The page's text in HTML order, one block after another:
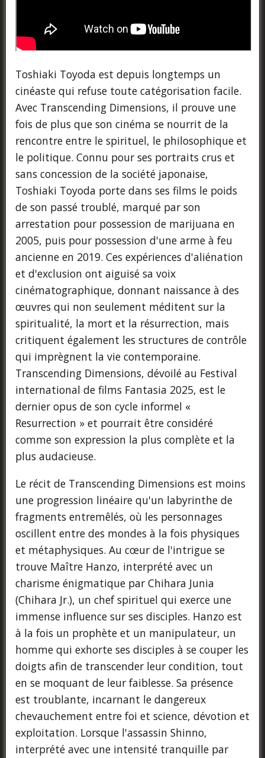
Toshiaki Toyoda est depuis longtemps un
cinéaste qui refuse toute catégorisation facile.
Avec Transcending Dimensions, il prouve une
fois de plus que son cinéma se nourrit de la
rencontre entre le spirituel, le philosophique et
le politique. Connu pour ses portraits crus et
sans concession de la société japonaise,
Toshiaki Toyoda porte dans ses films le poids
de son passé troublé, marqué par son
arrestation pour possession de marijuana en
2005, puis pour possession d'une arme à feu
ancienne en 2019. Ces expériences d'aliénation
et d'exclusion ont aiguisé sa voix
cinématographique, donnant naissance à des
œuvres qui non seulement méditent sur la
spiritualité, la mort et la résurrection, mais
critiquent également les structures de contrôle
qui imprègnent la vie contemporaine.
Transcending Dimensions, dévoilé au Festival
international de films Fantasia 2025, est le
dernier opus de son cycle informel «
Resurrection » et pourrait être considéré
comme son expression la plus complète et la
plus audacieuse.
Le récit de Transcending Dimensions est moins
une progression linéaire qu'un labyrinthe de
fragments entremêlés, où les personnages
oscillent entre des mondes à la fois physiques
et métaphysiques. Au cœur de l'intrigue se
trouve Maître Hanzo, interprété avec un
charisme énigmatique par Chihara Junia
(Chihara Jr.), un chef spirituel qui exerce une
immense influence sur ses disciples. Hanzo est
à la fois un prophète et un manipulateur, un
homme qui exhorte ses disciples à se couper les
doigts afin de transcender leur condition, tout
en se moquant de leur faiblesse. Sa présence
est troublante, incarnant le dangereux
chevauchement entre foi et science, dévotion et
exploitation. Lorsque l'assassin Shinno,
interprété avec une intensité tranquille par